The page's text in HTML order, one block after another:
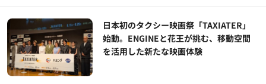
日本初のタクシー映画祭「TAXIATER」
始動。ENGINEと花王が挑む、移動空間
を活用した新たな映画体験